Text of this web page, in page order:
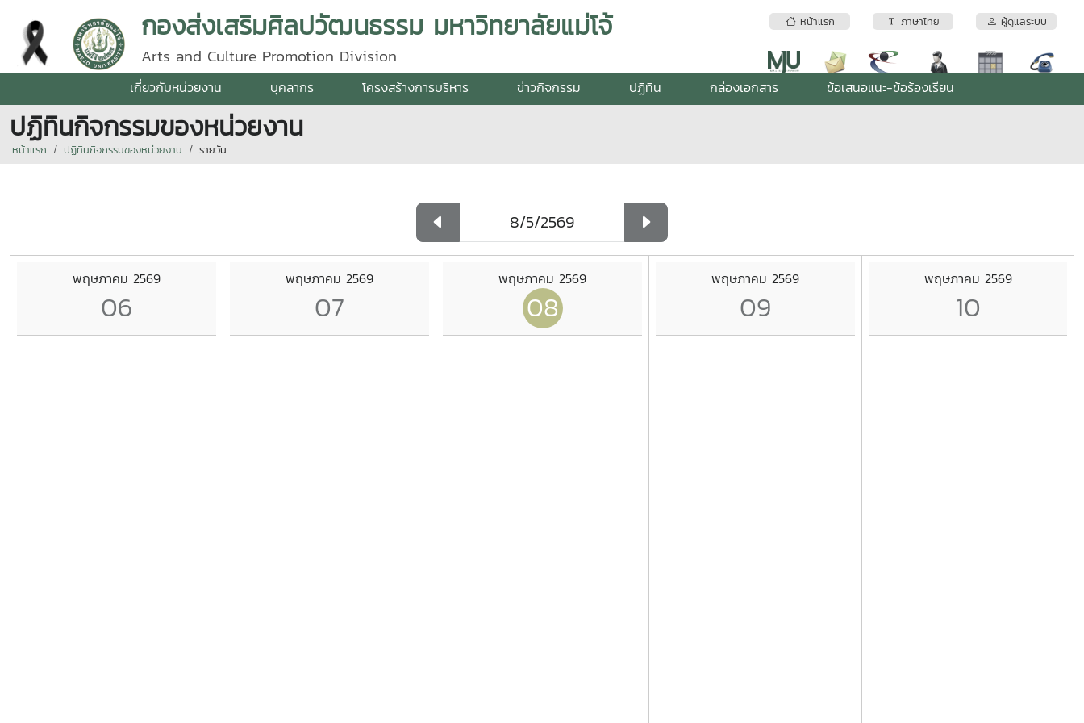
หน้าแรก ภาษาไทย ผู้ดูแลระบบ
กองส่งเสริมศิลปวัฒนธรรม มหาวิทยาลัยแม่โจ้
Arts and Culture Promotion Division
เกี่ยวกับหน่วยงาน บุคลากร โครงสร้างการบริหาร ข่าวกิจกรรม ปฏิทิน กล่องเอกสาร ข้อเสนอแนะ-ข้อร้องเรียน
ปฏิทินกิจกรรมของหน่วยงาน
หน้าแรก ปฏิทินกิจกรรมของหน่วยงาน รายวัน
พฤษภาคม 2569
06
พฤษภาคม 2569
07
พฤษภาคม 2569
08
พฤษภาคม 2569
09
พฤษภาคม 2569
10